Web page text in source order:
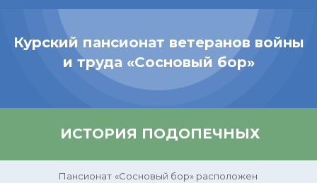
Курский пансионат ветеранов войны
и труда «Сосновый бор»
Пансионат «Сосновый бор» расположен
ИСТОРИЯ ПОДОПЕЧНЫХ